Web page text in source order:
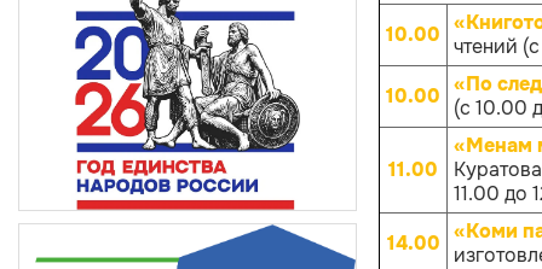
10.00 чтений
10.00 «По
(с 10.00
11.00
«Менам
11.00 до
14.00 «Коми